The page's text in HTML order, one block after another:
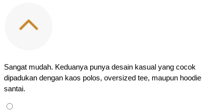
Sangat mudah. Keduanya punya desain kasual yang cocok
dipadukan dengan kaos polos, oversized tee, maupun hoodie
santai.